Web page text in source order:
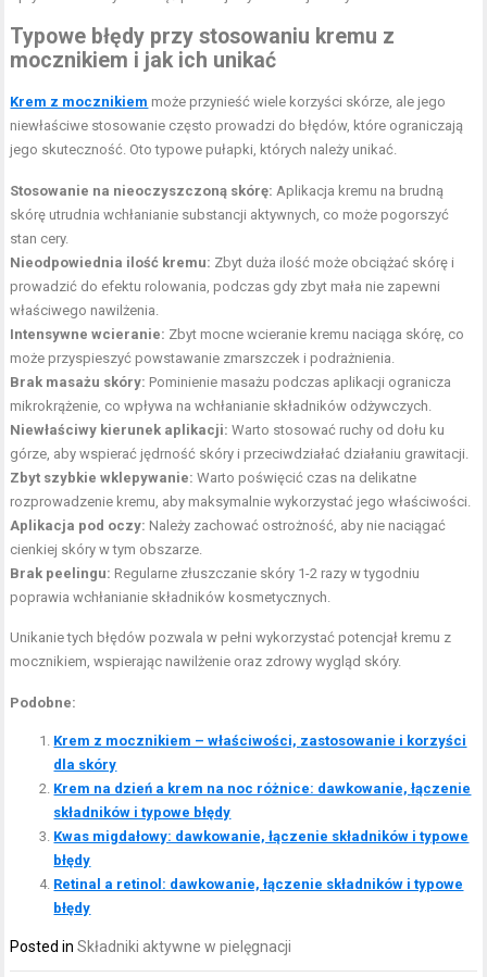
Typowe błędy przy stosowaniu kremu z
mocznikiem i jak ich unikać
Krem z mocznikiem może przynieść wiele korzyści skórze, ale jego
niewłaściwe stosowanie często prowadzi do błędów, które ograniczają
jego skuteczność. Oto typowe pułapki, których należy unikać.
Stosowanie na nieoczyszczoną skórę: Aplikacja kremu na brudną
skórę utrudnia wchłanianie substancji aktywnych, co może pogorszyć
stan cery.
Nieodpowiednia ilość kremu: Zbyt duża ilość może obciążać skórę i
prowadzić do efektu rolowania, podczas gdy zbyt mała nie zapewni
właściwego nawilżenia.
Intensywne wcieranie: Zbyt mocne wcieranie kremu naciąga skórę, co
może przyspieszyć powstawanie zmarszczek i podrażnienia.
Brak masażu skóry: Pominienie masażu podczas aplikacji ogranicza
mikrokrążenie, co wpływa na wchłanianie składników odżywczych.
Niewłaściwy kierunek aplikacji: Warto stosować ruchy od dołu ku
górze, aby wspierać jędrność skóry i przeciwdziałać działaniu grawitacji.
Zbyt szybkie wklepywanie: Warto poświęcić czas na delikatne
rozprowadzenie kremu, aby maksymalnie wykorzystać jego właściwości.
Aplikacja pod oczy: Należy zachować ostrożność, aby nie naciągać
cienkiej skóry w tym obszarze.
Brak peelingu: Regularne złuszczanie skóry 1-2 razy w tygodniu
poprawia wchłanianie składników kosmetycznych.
Unikanie tych błędów pozwala w pełni wykorzystać potencjał kremu z
mocznikiem, wspierając nawilżenie oraz zdrowy wygląd skóry.
Podobne:
Krem z mocznikiem – właściwości, zastosowanie i korzyści
dla skóry
Krem na dzień a krem na noc różnice: dawkowanie, łączenie
składników i typowe błędy
Kwas migdałowy: dawkowanie, łączenie składników i typowe
błędy
Retinal a retinol: dawkowanie, łączenie składników i typowe
błędy
Posted inSkładniki aktywne w pielęgnacji